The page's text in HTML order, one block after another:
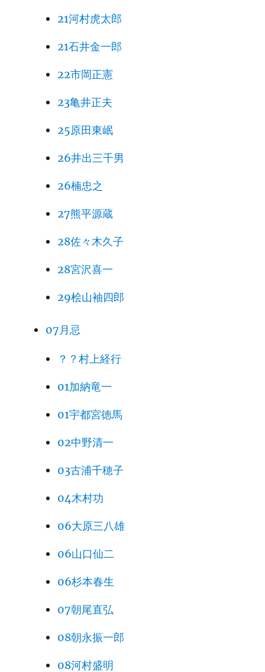
21河村虎太郎
21石井金一郎
22市岡正憲
23亀井正夫
25原田東岷
26井出三千男
26楠忠之
27熊平源蔵
28佐々木久子
28宮沢喜一
29桧山袖四郎
07月忌
？？村上経行
01加納竜一
01宇都宮徳馬
02中野清一
03古浦千穂子
04木村功
06大原三八雄
06山口仙二
06杉本春生
07朝尾直弘
08朝永振一郎
08河村盛明